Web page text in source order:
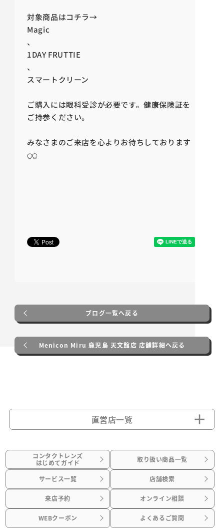
対象商品はコチラ→
Magic
、
1DAY FRUTTIE
、
スマートクリーン
ご購入には眼科受診が必要です。健康保険証を
ご持参ください。
みなさまのご来店を心よりお待ちしております
ブログ一覧へ戻る
Menicon Miru 鹿児島 天文館店 店舗詳細へ戻る
直営店一覧
コンタクトレンズ
はじめてガイド 取り扱い商品一覧
サービス一覧 店舗検索
来店予約 オンライン相談
WEBクーポン よくあるご質問